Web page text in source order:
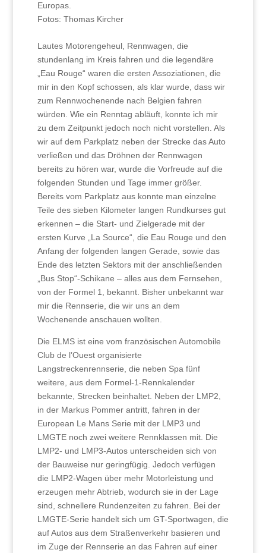
Europas.
Fotos: Thomas Kircher
Lautes Motorengeheul, Rennwagen, die
stundenlang im Kreis fahren und die legendäre
„Eau Rouge“ waren die ersten Assoziationen, die
mir in den Kopf schossen, als klar wurde, dass wir
zum Rennwochenende nach Belgien fahren
würden. Wie ein Renntag abläuft, konnte ich mir
zu dem Zeitpunkt jedoch noch nicht vorstellen. Als
wir auf dem Parkplatz neben der Strecke das Auto
verließen und das Dröhnen der Rennwagen
bereits zu hören war, wurde die Vorfreude auf die
folgenden Stunden und Tage immer größer.
Bereits vom Parkplatz aus konnte man einzelne
Teile des sieben Kilometer langen Rundkurses gut
erkennen – die Start- und Zielgerade mit der
ersten Kurve „La Source“, die Eau Rouge und den
Anfang der folgenden langen Gerade, sowie das
Ende des letzten Sektors mit der anschließenden
„Bus Stop“-Schikane – alles aus dem Fernsehen,
von der Formel 1, bekannt. Bisher unbekannt war
mir die Rennserie, die wir uns an dem
Wochenende anschauen wollten.
Die ELMS ist eine vom französischen Automobile
Club de l’Ouest organisierte
Langstreckenrennserie, die neben Spa fünf
weitere, aus dem Formel-1-Rennkalender
bekannte, Strecken beinhaltet. Neben der LMP2,
in der Markus Pommer antritt, fahren in der
European Le Mans Serie mit der LMP3 und
LMGTE noch zwei weitere Rennklassen mit. Die
LMP2- und LMP3-Autos unterscheiden sich von
der Bauweise nur geringfügig. Jedoch verfügen
die LMP2-Wagen über mehr Motorleistung und
erzeugen mehr Abtrieb, wodurch sie in der Lage
sind, schnellere Rundenzeiten zu fahren. Bei der
LMGTE-Serie handelt sich um GT-Sportwagen, die
auf Autos aus dem Straßenverkehr basieren und
im Zuge der Rennserie an das Fahren auf einer